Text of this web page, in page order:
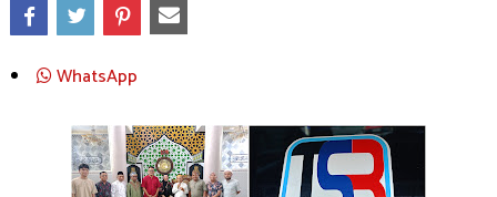
WhatsApp